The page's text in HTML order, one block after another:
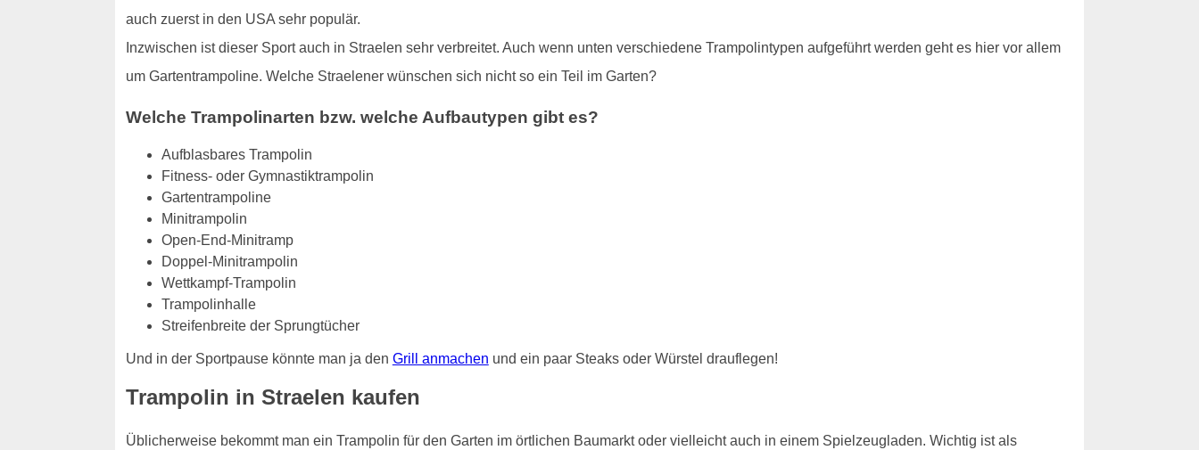
auch zuerst in den USA sehr populär.
Inzwischen ist dieser Sport auch in Straelen sehr verbreitet. Auch wenn unten verschiedene Trampolintypen aufgeführt werden geht es hier vor allem
um Gartentrampoline. Welche Straelener wünschen sich nicht so ein Teil im Garten?
Welche Trampolinarten bzw. welche Aufbautypen gibt es?
Aufblasbares Trampolin
Fitness- oder Gymnastiktrampolin
Gartentrampoline
Minitrampolin
Open-End-Minitramp
Doppel-Minitrampolin
Wettkampf-Trampolin
Trampolinhalle
Streifenbreite der Sprungtücher
Und in der Sportpause könnte man ja den Grill anmachen und ein paar Steaks oder Würstel drauflegen!
Trampolin in Straelen kaufen
Üblicherweise bekommt man ein Trampolin für den Garten im örtlichen Baumarkt oder vielleicht auch in einem Spielzeugladen. Wichtig ist als